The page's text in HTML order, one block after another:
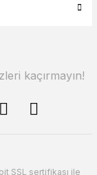
kaçırmayın!
SSL sertifikası ile